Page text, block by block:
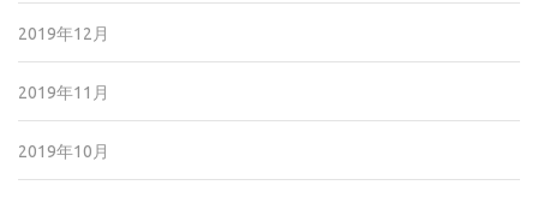
2019年12月
2019年11月
2019年10月